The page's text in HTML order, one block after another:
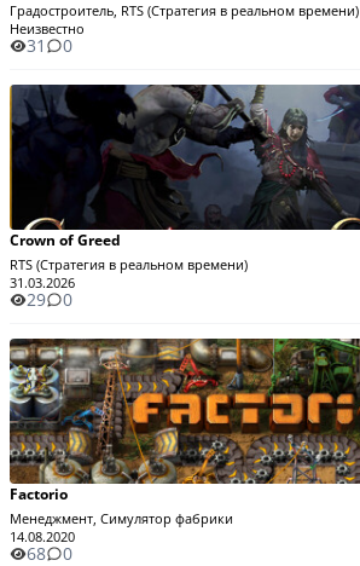
Градостроитель, RTS (Стратегия в реальном времени)
Неизвестно
31 0
Crown of Greed
RTS (Стратегия в реальном времени)
31.03.2026
29 0
Factorio
Менеджмент, Симулятор фабрики
14.08.2020
68 0